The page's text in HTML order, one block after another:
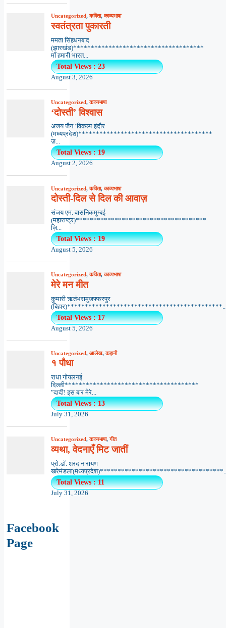
Uncategorized,कविता,काव्यभाषा
स्वतंत्रता पुकारती
ममता सिंहधनबाद
(झारखंड)*************************************
माँ हमारी भारत...
Total Views : 23
August 3, 2026
Uncategorized,काव्यभाषा
‘दोस्ती’ विश्वास
अजय जैन ‘विकल्प’इंदौर
(मध्यप्रदेश)**************************************
ज़...
Total Views : 19
August 2, 2026
Uncategorized,कविता,काव्यभाषा
दोस्ती-दिल से दिल की आवाज़
संजय एम. वासनिकमुम्बई
(महाराष्ट्र)*************************************
ज़ि...
Total Views : 19
August 5, 2026
Uncategorized,कविता,काव्यभाषा
मेरे मन मीत
कुमारी ऋतंभरामुजफ्फरपुर
Total Views : 17
August 5, 2026
Uncategorized, आलेख,कहानी
१ पौधा
राधा गोयलनई
दिल्ली**************************************
"दादी! इस बार मेरे...
Total Views : 13
July 31, 2026
Uncategorized,काव्यभाषा,गीत
व्यथा, वेदनाएँ मिट जातीं
प्रो.डॉ. शरद नारायण
Total Views : 11
July 31, 2026
Facebook
Page